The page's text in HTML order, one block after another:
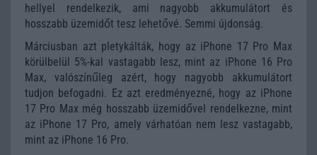
hellyel rendelkezik, ami nagyobb akkumulátort és
hosszabb üzemidőt tesz lehetővé. Semmi újdonság.
Márciusban azt pletykálták, hogy az iPhone 17 Pro Max
körülbelül 5%-kal vastagabb lesz, mint az iPhone 16 Pro
Max, valószínűleg azért, hogy nagyobb akkumulátort
tudjon befogadni. Ez azt eredményezné, hogy az iPhone
17 Pro Max még hosszabb üzemidővel rendelkezne, mint
az iPhone 17 Pro, amely várhatóan nem lesz vastagabb,
mint az iPhone 16 Pro.